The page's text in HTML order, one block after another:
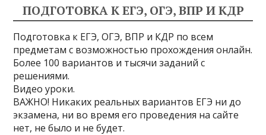
ПОДГОТОВКА К ЕГЭ, ОГЭ, ВПР И КДР
Подготовка к ЕГЭ, ОГЭ, ВПР и КДР по всем
предметам с возможностью прохождения онлайн.
Более 100 вариантов и тысячи заданий с
решениями.
Видео уроки.
ВАЖНО! Никаких реальных вариантов ЕГЭ ни до
экзамена, ни во время его проведения на сайте
нет, не было и не будет.